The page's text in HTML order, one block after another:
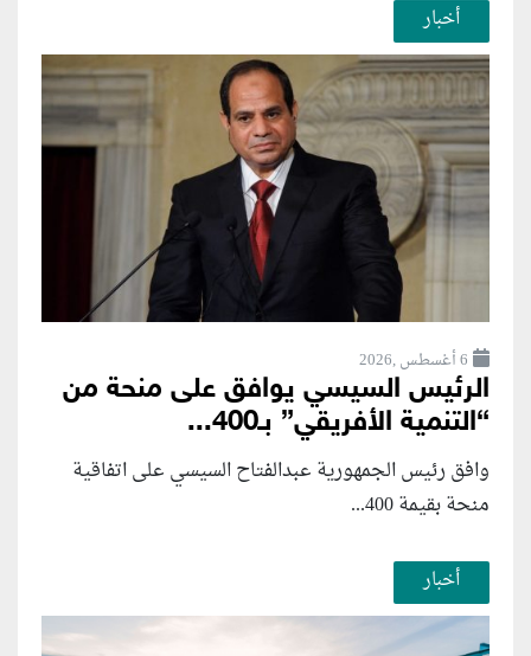
أخبار
6 أغسطس ,2026
الرئيس السيسي يوافق على منحة من
“التنمية الأفريقي” بـ400...
وافق رئيس الجمهورية عبدالفتاح السيسي على اتفاقية
منحة بقيمة 400...
أخبار